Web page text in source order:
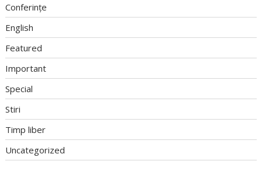
Conferințe
English
Featured
Important
Special
Stiri
Timp liber
Uncategorized